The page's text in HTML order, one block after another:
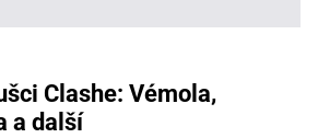
Clashe: Vémola,
a další